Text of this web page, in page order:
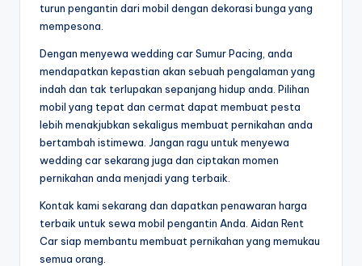
turun pengantin dari mobil dengan dekorasi bunga yang
mempesona.
Dengan menyewa wedding car Sumur Pacing, anda
mendapatkan kepastian akan sebuah pengalaman yang
indah dan tak terlupakan sepanjang hidup anda. Pilihan
mobil yang tepat dan cermat dapat membuat pesta
lebih menakjubkan sekaligus membuat pernikahan anda
bertambah istimewa. Jangan ragu untuk menyewa
wedding car sekarang juga dan ciptakan momen
pernikahan anda menjadi yang terbaik.
Kontak kami sekarang dan dapatkan penawaran harga
terbaik untuk sewa mobil pengantin Anda. Aidan Rent
Car siap membantu membuat pernikahan yang memukau
semua orang.